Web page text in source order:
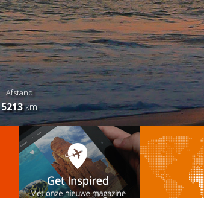
Afstand
5213km